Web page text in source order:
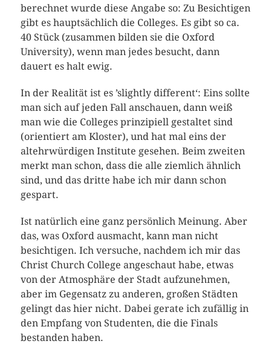
berechnet wurde diese Angabe so: Zu Besichtigen
gibt es hauptsächlich die Colleges. Es gibt so ca.
40 Stück (zusammen bilden sie die Oxford
University), wenn man jedes besucht, dann
dauert es halt ewig.
In der Realität ist es ’slightly different‘: Eins sollte
man sich auf jeden Fall anschauen, dann weiß
man wie die Colleges prinzipiell gestaltet sind
(orientiert am Kloster), und hat mal eins der
altehrwürdigen Institute gesehen. Beim zweiten
merkt man schon, dass die alle ziemlich ähnlich
sind, und das dritte habe ich mir dann schon
gespart.
Ist natürlich eine ganz persönlich Meinung. Aber
das, was Oxford ausmacht, kann man nicht
besichtigen. Ich versuche, nachdem ich mir das
Christ Church College angeschaut habe, etwas
von der Atmosphäre der Stadt aufzunehmen,
aber im Gegensatz zu anderen, großen Städten
gelingt das hier nicht. Dabei gerate ich zufällig in
den Empfang von Studenten, die die Finals
bestanden haben.